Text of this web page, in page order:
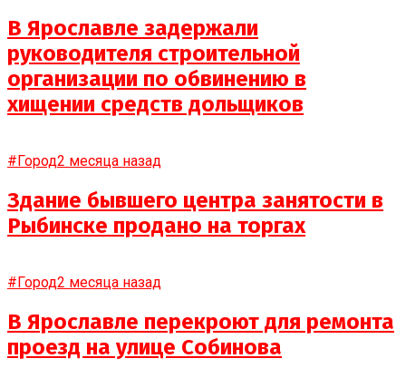
В Ярославле задержали
руководителя строительной
организации по обвинению в
хищении средств дольщиков
#Город2 месяца назад
Здание бывшего центра занятости в
Рыбинске продано на торгах
#Город2 месяца назад
В Ярославле перекроют для ремонта
проезд на улице Собинова